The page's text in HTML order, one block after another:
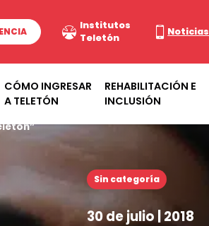
Institutos
Teletón
Noticias
CÓMO INGRESAR
A TELETÓN
REHABILITACIÓN E
INCLUSIÓN
Sin categoría
30 de julio | 2018